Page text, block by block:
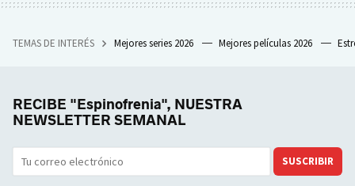
TEMAS DE INTERÉS Mejores series 2026 Mejores películas 2026
RECIBE "Espinofrenia", NUESTRA
NEWSLETTER SEMANAL
SUSCRIBIR